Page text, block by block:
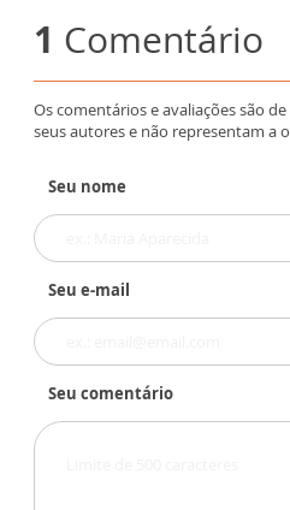
1 Comentário
Os comentários e avaliações são
seus autores e não representam a
Seu nome
Seu e-mail
Seu comentário